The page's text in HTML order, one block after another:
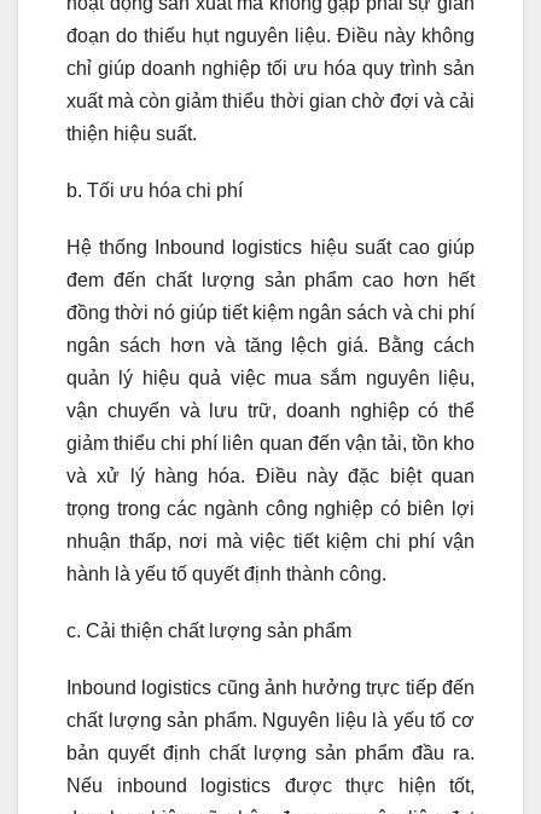
đoạn do thiếu hụt nguyên liệu. Điều này không
chỉ giúp doanh nghiệp tối ưu hóa quy trình sản
xuất mà còn giảm thiểu thời gian chờ đợi và cải
thiện hiệu suất.
b. Tối ưu hóa chi phí
Hệ thống Inbound logistics hiệu suất cao giúp
đem đến chất lượng sản phẩm cao hơn hết
đồng thời nó giúp tiết kiệm ngân sách và chi phí
ngân sách hơn và tăng lệch giá. Bằng cách
quản lý hiệu quả việc mua sắm nguyên liệu,
vận chuyển và lưu trữ, doanh nghiệp có thể
giảm thiểu chi phí liên quan đến vận tải, tồn kho
và xử lý hàng hóa. Điều này đặc biệt quan
trọng trong các ngành công nghiệp có biên lợi
nhuận thấp, nơi mà việc tiết kiệm chi phí vận
hành là yếu tố quyết định thành công.
c. Cải thiện chất lượng sản phẩm
Inbound logistics cũng ảnh hưởng trực tiếp đến
chất lượng sản phẩm. Nguyên liệu là yếu tố cơ
bản quyết định chất lượng sản phẩm đầu ra.
Nếu inbound logistics được thực hiện tốt,